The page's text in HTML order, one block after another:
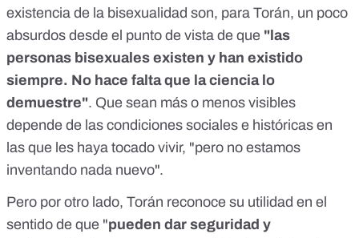
existencia de la bisexualidad son, para Torán, un poco
absurdos desde el punto de vista de que "las
personas bisexuales existen y han existido
siempre. No hace falta que la ciencia lo
demuestre". Que sean más o menos visibles
depende de las condiciones sociales e históricas en
las que les haya tocado vivir, "pero no estamos
inventando nada nuevo".
Pero por otro lado, Torán reconoce su utilidad en el
sentido de que "pueden dar seguridad y